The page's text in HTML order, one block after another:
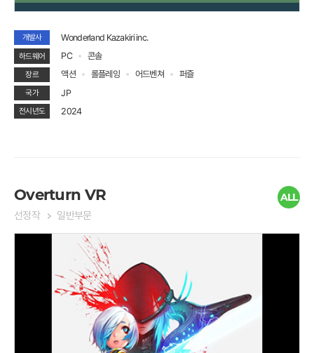
개발사 Wonderland Kazakiri inc.
하드웨어 PC 콘솔
장르 액션 롤플레잉 어드벤쳐 퍼즐
국가 JP
전시년도 2024
Overturn VR
선정작 일반부문
ALL